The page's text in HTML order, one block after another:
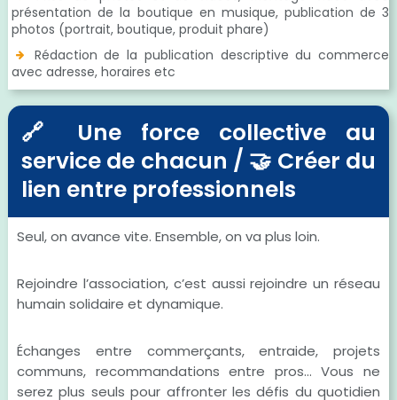
présentation de la boutique en musique, publication de 3
photos (portrait, boutique, produit phare)
Rédaction de la publication descriptive du commerce
avec adresse, horaires etc
🔗 Une force collective au
service de chacun / 🤝 Créer du
lien entre professionnels
Seul, on avance vite. Ensemble, on va plus loin.
Rejoindre l’association, c’est aussi rejoindre un réseau
humain solidaire et dynamique.
Échanges entre commerçants, entraide, projets
communs, recommandations entre pros… Vous ne
serez plus seuls pour affronter les défis du quotidien